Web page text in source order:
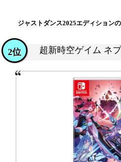
ジャストダンス2025エディション
超新時空ゲイム ネ
2位